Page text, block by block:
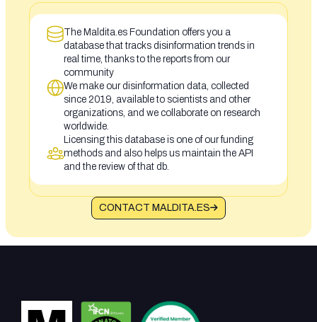
The Maldita.es Foundation offers you a
database that tracks disinformation trends in
real time, thanks to the reports from our
community
We make our disinformation data, collected
since 2019, available to scientists and other
organizations, and we collaborate on research
worldwide.
Licensing this database is one of our funding
methods and also helps us maintain the API
and the review of that db.
CONTACT MALDITA.ES